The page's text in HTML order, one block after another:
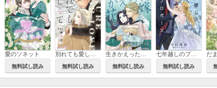
愛のソネット
無料試し読み
別れても愛しくて
無料試し読み
生きかえった花嫁
無料試し読み
七年越しのプロポーズ
無料試し読み